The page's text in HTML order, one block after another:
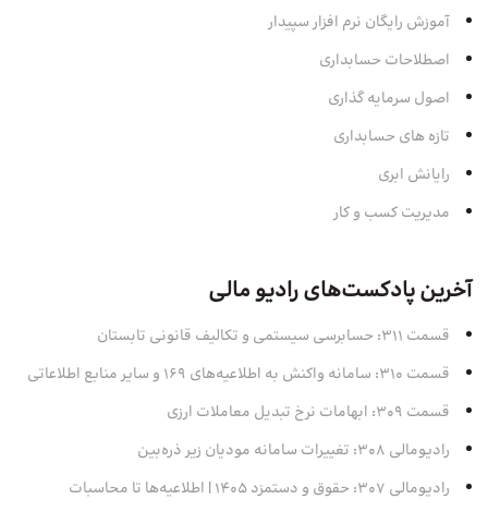
آموزش رایگان نرم افزار سپیدار
اصطلاحات حسابداری
اصول سرمایه‌ گذاری
تازه های حسابداری
رایانش ابری
مدیریت کسب و کار
آخرین پادکست‌های رادیو مالی
قسمت 311: حسابرسی سیستمی و تکالیف قانونی تابستان
قسمت 310: سامانه واکنش به اطلاعیه‌های 169 و سایر منابع اطلاعاتی
قسمت 309: ابهامات نرخ تبدیل معاملات ارزی
رادیومالی 308: تغییرات سامانه مودیان زیر ذره‌بین
رادیومالی 307: حقوق و دستمزد 1405 | اطلاعیه‌ها تا محاسبات